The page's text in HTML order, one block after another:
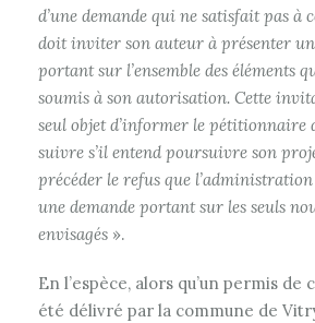
d’une demande qui ne satisfait pas à
doit inviter son auteur à présenter
portant sur l’ensemble des éléments
soumis à son autorisation. Cette
seul objet d’informer le pétitionnaire
suivre s’il entend poursuivre son
précéder le refus que
une demande portant sur les seuls
envisagés ».
En l’espèce, alors qu’un permis
été délivré par la commune de